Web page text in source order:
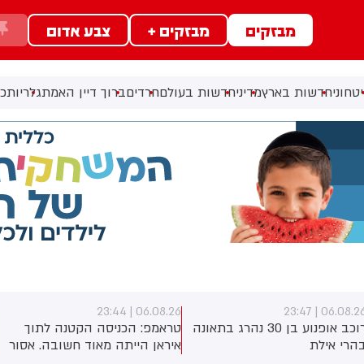
מבזקים מבזקים + צבע אדום
חדשות בארץמדיניחדשות בעולםחרדיםברוך דיין האמתגלריות
06.08.26 |
רוכב אופנוע בן 30 נהרג בתאונה
אילת
06.08.26 | 23:44
טראמפ: הכניסה הקטנה לתוך
איראן הייתה מאוד חשובה. אסור